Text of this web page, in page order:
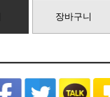
장바구니